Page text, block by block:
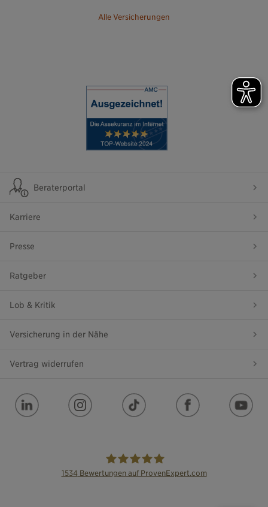
Alle Versicherungen
Beraterportal
Karriere
Presse
Ratgeber
Lob & Kritik
Versicherung in der Nähe
Vertrag widerrufen
1534 Bewertungen auf ProvenExpert.com